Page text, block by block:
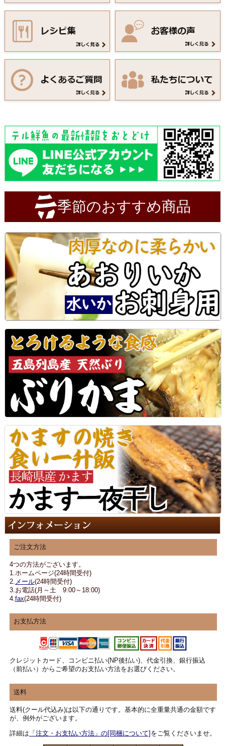
季節のおすすめ商品
ご注文方法
4つの方法がございます。
1.ホームページ(24時間受付)
2. メール(24時間受付)
3.お電話(月～土 9:00～18:00)
4.fax(24時間受付)
お支払方法
クレジットカード、コンビニ払い(NP後払い)、代金引換、銀行振込
（前払い）からご希望のお支払い方法をお選びください。
送料
送料(クール代込み)は以下の通りです。基本的に全重量共通の金額です
が、例外がございます。
詳細は 「注文・お支払い方法」の[同梱について]をご覧くださいませ。